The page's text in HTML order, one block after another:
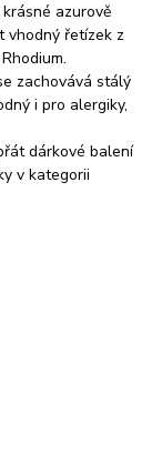
azurově
vhodný řetízek z
zachovává stálý
i pro alergiky,
dárkové balení
v kategorii